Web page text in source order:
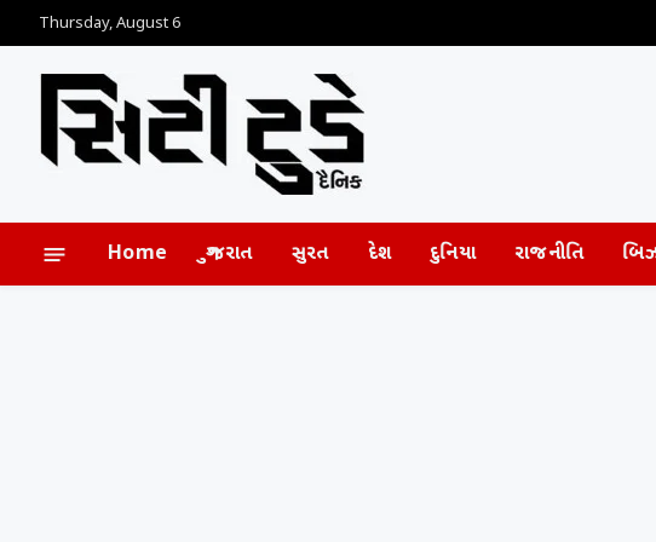
Thursday, August 6
Home ગુજરાત સુરત દેશ દુનિયા રાજનીતિ